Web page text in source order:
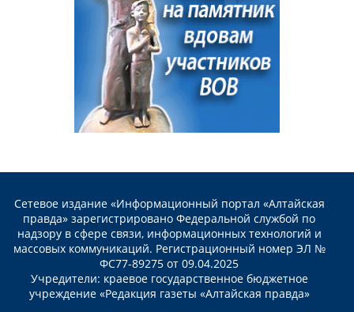
Сетевое издание «Информационный портал «Алтайская
правда» зарегистрировано Федеральной службой по
надзору в сфере связи, информационных технологий и
массовых коммуникаций. Регистрационный номер ЭЛ №
ФС77-89275 от 09.04.2025
Учредители: краевое государственное бюджетное
учреждение «Редакция газеты «Алтайская правда»